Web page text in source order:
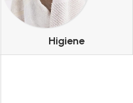
Higiene